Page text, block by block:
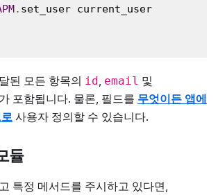
. set_user current_user
된 모든 항목의 id, email 및
포함됩니다. 물론, 필드를 무엇이든 앱에
사용자 정의할 수 있습니다.
듈
특정 메서드를 주시하고 있다면,